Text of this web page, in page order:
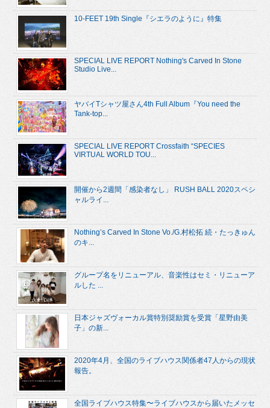
10-FEET 19th Single『シエラのように』特集
SPECIAL LIVE REPORT Nothing's Carved In Stone
Studio Live...
ヤバイTシャツ屋さん4th Full Album『You need the
Tank-top...
SPECIAL LIVE REPORT Crossfaith “SPECIES
VIRTUAL WORLD TOU...
開催から2週間「感染者なし」 RUSH BALL 2020スペシ
ャルライ...
Nothing’s Carved In Stone Vo./G.村松拓 続・たっきゅん
のキ...
グループ名をリニューアル、音楽性はセミ・リニューア
ルした ...
日本ジャズヴォーカル賞特別奨励賞を受賞「星野由美
子」の新...
2020年4月、全国のライブハウス関係者47人からの現状
報告。
全国ライブハウス特集〜ライブハウスから届いたメッセ